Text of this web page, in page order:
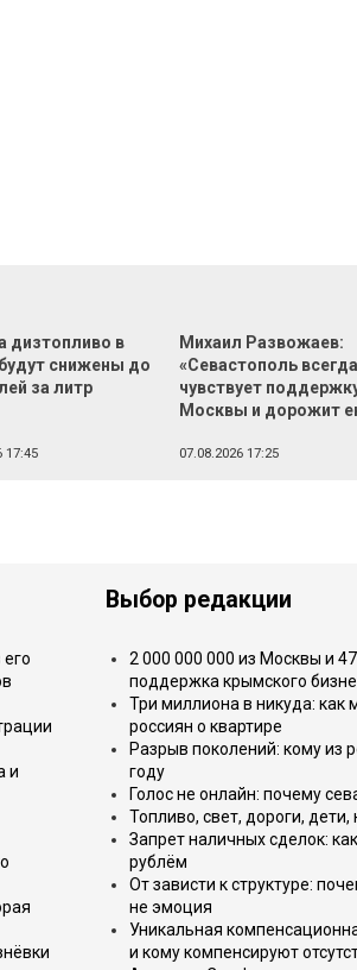
дизтопливо в
снижены до
за литр
17:45
Михаил Развожаев:
«Севастополь всегда
чувствует
Москвы и дорожит
07.08.2026 17:25
и
Выбор редакции
2 000 000 000 из Москвы и
поддержка крымского
Три миллиона в никуда:
россиян о квартире
Разрыв поколений: кому из
году
Голос не онлайн: почему
Топливо, свет, дороги,
Запрет наличных сделок:
рублём
От зависти к структуре:
не эмоция
Уникальная
и кому компенсируют